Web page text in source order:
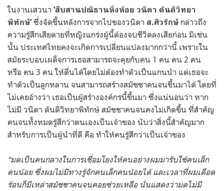
ในงานเสวนา ‘สืบสานปณิธานหิ่งห้อย วนิดา ตันติวิทยา
พิทักษ์’ซึ่งจัดขึ้นหลังการจากไปของวนิดา ส.ศิวรักษ์ กล่าวถึง
ความรู้สึกเสียดายที่หญิงแกร่งผู้นี้ต้องจบชีวิตลงเสียก่อน มิเช่น
นั้น ประเทศไทยคงจะเกิดการเปลี่ยนแปลงมากกว่านี้ เพราะใน
สมัยระบอบเผด็จการเธอสามารถจะคุยกับคน 1 คน คน 2 คน
หรือ คน 3 คน ให้ตื่นได้โดยไม่ต้องทำตัวเป็นแกนนำ แต่เธอจะ
ทำตัวเป็นลูกหลาน จนสามารถสร้างสมัชชาคนจนขึ้นมาได้ โดยที่
ไม่เคยอ้างว่า เธอเป็นผู้สร้างองค์กรนี้ขึ้นมา ซึ่งแน่นอนว่า หาก
ไม่มี วนิดา ตันติวิทยาพิทักษ์ สมัชชาคนจนคงไม่เกิดขึ้น ที่สำคัญ
คนจนทั้งหมดรู้สึกว่าตนเองเป็นเจ้าของ นับว่าสิ่งนี้สำคัญมาก
สำหรับการเป็นผู้นำที่ดี คือ ทำให้คนรู้สึกว่าเป็นเจ้าของ
“มดเป็นคนกลางในการเชื่อมโยงให้คนอย่างผมมารับใช้คนเล็ก
คนน้อย ซึ่งผมไม่มีทางรู้จักคนเล็กคนน้อยได้ และเวลาที่ผมเดือด
ร้อนก็มีเหล่าสมัชชาคนจนคอยช่วยเหลือ นั่นแสดงว่ามดไม่มี